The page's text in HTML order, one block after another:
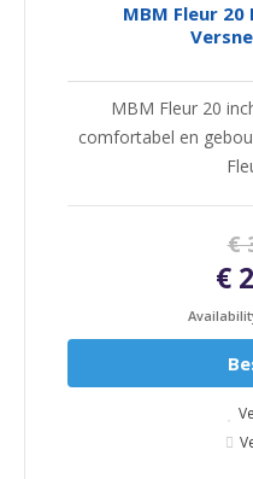
MBM Fleur
MBM Fleur 20
comfortabel en
€
€